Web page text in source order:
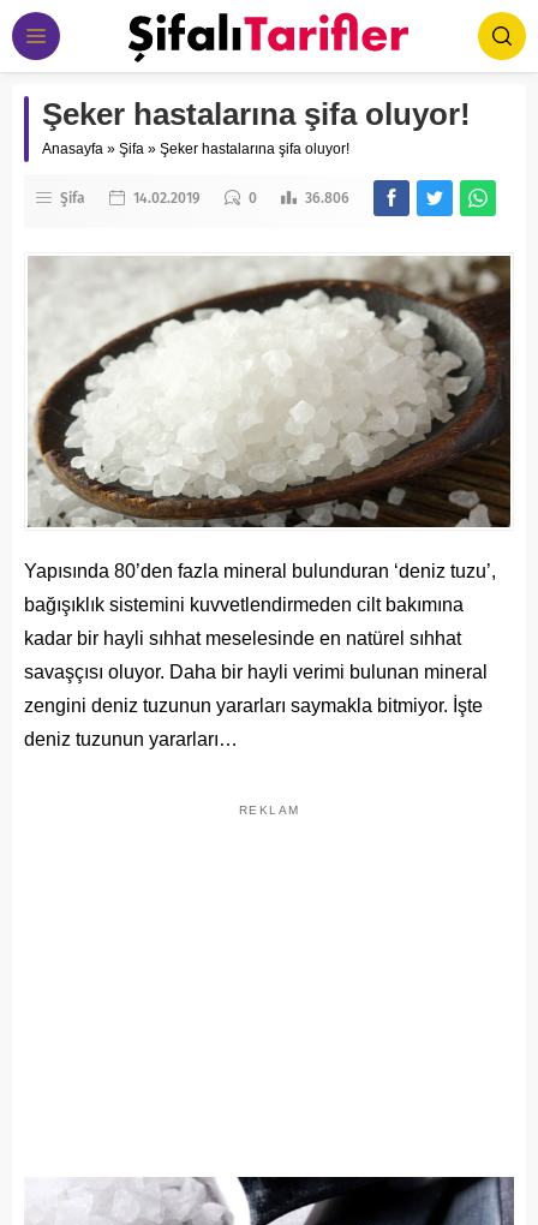
Şeker hastalarına şifa oluyor!
Anasayfa » Şifa » Şeker hastalarına şifa oluyor!
Şifa 14.02.2019 0 36.806
Yapısında 80’den fazla mineral bulunduran ‘deniz tuzu’,
bağışıklık sistemini kuvvetlendirmeden cilt bakımına
kadar bir hayli sıhhat meselesinde en natürel sıhhat
savaşçısı oluyor. Daha bir hayli verimi bulunan mineral
zengini deniz tuzunun yararları saymakla bitmiyor. İşte
deniz tuzunun yararları…
REKLAM